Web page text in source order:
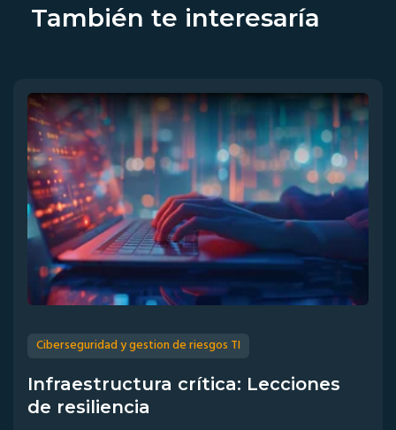
También te interesaría
Ciberseguridad y gestion de riesgos TI
Infraestructura crítica: Lecciones
de resiliencia